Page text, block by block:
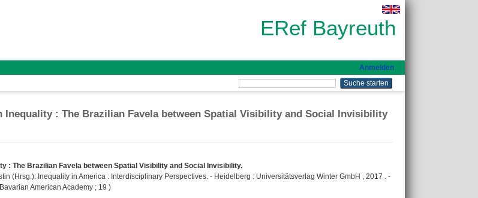
ERef Bayreuth
Anmelden
Inequality : The Brazilian Favela between Spatial Visibility and Social Invisibility
: The Brazilian Favela between Spatial Visibility and Social Invisibility.
(Hrsg.): Inequality in America : Interdisciplinary Perspectives. - Heidelberg : Universitätsverlag Winter GmbH , 2017 . -
American Academy ; 19 )